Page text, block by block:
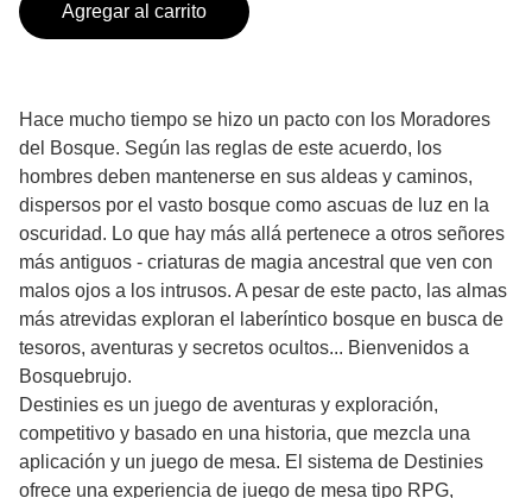
Agregar al carrito
Hace mucho tiempo se hizo un pacto con los Moradores
del Bosque. Según las reglas de este acuerdo, los
hombres deben mantenerse en sus aldeas y caminos,
dispersos por el vasto bosque como ascuas de luz en la
oscuridad. Lo que hay más allá pertenece a otros señores
más antiguos - criaturas de magia ancestral que ven con
malos ojos a los intrusos. A pesar de este pacto, las almas
más atrevidas exploran el laberíntico bosque en busca de
tesoros, aventuras y secretos ocultos... Bienvenidos a
Bosquebrujo.
Destinies es un juego de aventuras y exploración,
competitivo y basado en una historia, que mezcla una
aplicación y un juego de mesa. El sistema de Destinies
ofrece una experiencia de juego de mesa tipo RPG,